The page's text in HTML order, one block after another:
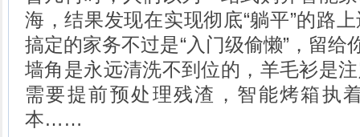
海，结果发现在实现彻底“躺平”的路
搞定的家务不过是“入门级偷懒”，留给
墙角是永远清洗不到位的，羊毛衫是
需要提前预处理残渣，智能烤箱执
本……